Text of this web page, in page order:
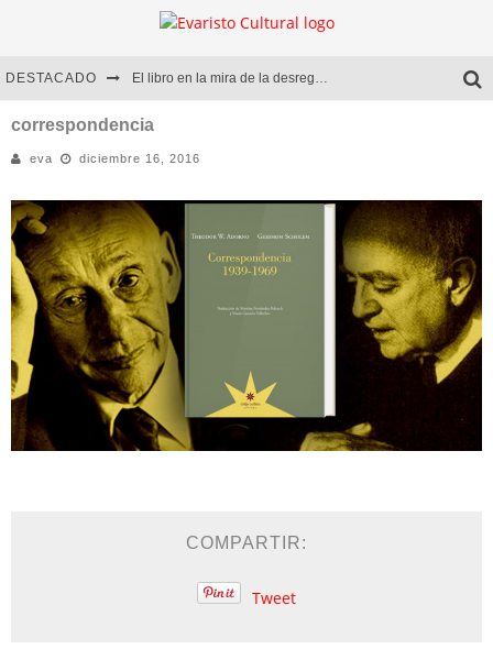
DESTACADO El libro en la mira de la desregulación
Marcelo Rubio | El llovedor
Diego Meret | Hotel Acapulco
Alejandra Correa | La nieve
correspondencia
eva diciembre 16, 2016
COMPARTIR:
Tweet